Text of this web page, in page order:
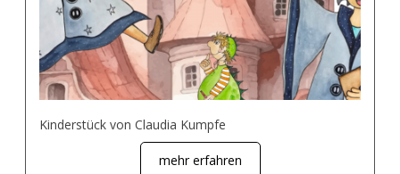
Kinderstück von Claudia Kumpfe
mehr erfahren